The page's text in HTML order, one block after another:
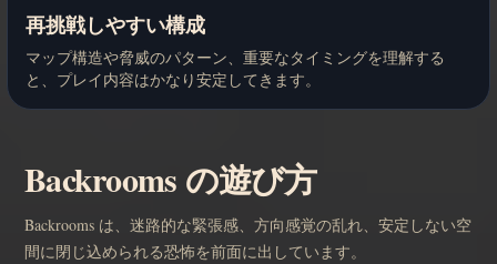
再挑戦しやすい構成
マップ構造や脅威のパターン、重要なタイミングを理解する
と、プレイ内容はかなり安定してきます。
Backrooms の遊び方
Backrooms は、迷路的な緊張感、方向感覚の乱れ、安定しない空
間に閉じ込められる恐怖を前面に出しています。